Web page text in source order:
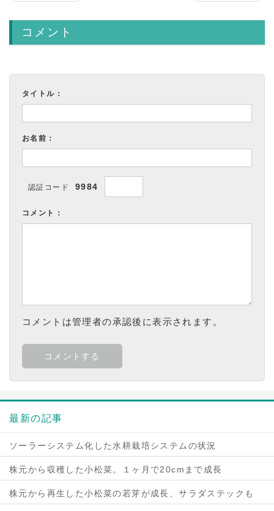
コメント
タイトル：
お名前：
認証コード 9984
コメント：
コメントは管理者の承認後に表示されます。
最新の記事
ソーラーシステム化した水耕栽培システムの状況
株元から収穫した小松菜。１ヶ月で20cmまで成長
株元から再生した小松菜の若芽が成長、サラダステックも